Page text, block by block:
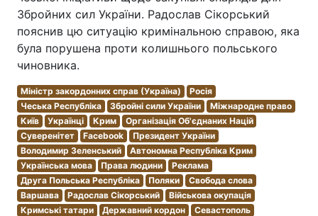
Збройних сил України. Радослав Сікорський
пояснив цю ситуацію кримінальною справою, яка
була порушена проти колишнього польського
чиновника.
Міністр закордонних справ (Україна)
Росія
Чеська Республіка
Збройні сили України
Міжнародне право
Київ
Українці Крим
Організація Об'єднаних Націй
Суверенітет
Facebook
Президент України
Володимир Зеленський
Автономна Республіка Крим
Українська мова
Права людини
Реклама
Друга Польська Республіка
Поляки
Свобода слова
Варшава
Радослав Сікорський
Військова окупація
Кримські татари
Державний кордон
Севастополь